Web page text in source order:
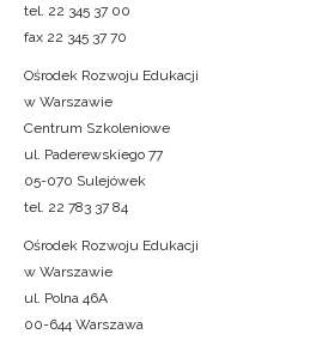
tel. 22 345 37 00
fax 22 345 37 70
Ośrodek Rozwoju Edukacji
w Warszawie
Centrum Szkoleniowe
ul. Paderewskiego 77
05-070 Sulejówek
tel. 22 783 37 84
Ośrodek Rozwoju Edukacji
w Warszawie
ul. Polna 46A
00-644 Warszawa